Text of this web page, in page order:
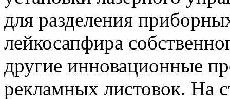
для разделения
лейкосапфира
другие инновационные
рекламных листовок. На